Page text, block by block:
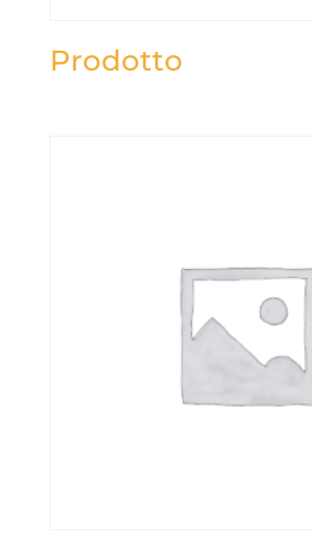
Prodotto